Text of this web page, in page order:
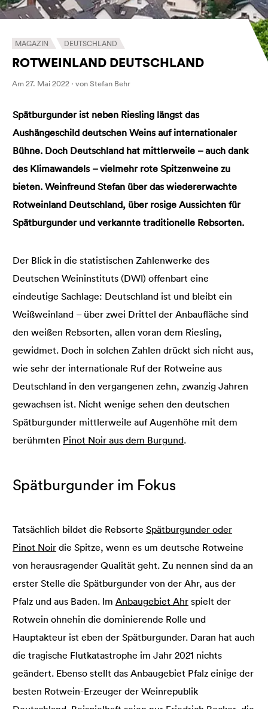
MAGAZIN DEUTSCHLAND
ROTWEINLAND DEUTSCHLAND
Am 27. Mai 2022 · von Stefan Behr
Spätburgunder ist neben Riesling längst das
Aushängeschild deutschen Weins auf internationaler
Bühne. Doch Deutschland hat mittlerweile – auch dank
des Klimawandels – vielmehr rote Spitzenweine zu
bieten. Weinfreund Stefan über das wiedererwachte
Rotweinland Deutschland, über rosige Aussichten für
Spätburgunder und verkannte traditionelle Rebsorten.
Der Blick in die statistischen Zahlenwerke des
Deutschen Weininstituts (DWI) offenbart eine
eindeutige Sachlage: Deutschland ist und bleibt ein
Weißweinland – über zwei Drittel der Anbaufläche sind
den weißen Rebsorten, allen voran dem Riesling,
gewidmet. Doch in solchen Zahlen drückt sich nicht aus,
wie sehr der internationale Ruf der Rotweine aus
Deutschland in den vergangenen zehn, zwanzig Jahren
gewachsen ist. Nicht wenige sehen den deutschen
Spätburgunder mittlerweile auf Augenhöhe mit dem
berühmten Pinot Noir aus dem Burgund.
Spätburgunder im Fokus
Tatsächlich bildet die Rebsorte Spätburgunder oder
Pinot Noir die Spitze, wenn es um deutsche Rotweine
von herausragender Qualität geht. Zu nennen sind da an
erster Stelle die Spätburgunder von der Ahr, aus der
Pfalz und aus Baden. Im Anbaugebiet Ahr spielt der
Rotwein ohnehin die dominierende Rolle und
Hauptakteur ist eben der Spätburgunder. Daran hat auch
die tragische Flutkatastrophe im Jahr 2021 nichts
geändert. Ebenso stellt das Anbaugebiet Pfalz einige der
besten Rotwein-Erzeuger der Weinrepublik